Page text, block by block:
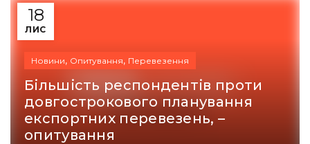
18
ЛИС
Новини, Опитування, Перевезення
Більшість респондентів проти
довгострокового планування
експортних перевезень, –
опитування